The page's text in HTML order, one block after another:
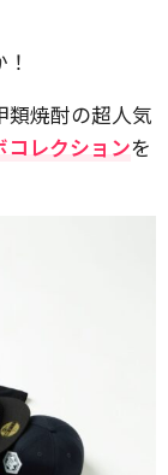
類焼酎の超人気
コレクションを